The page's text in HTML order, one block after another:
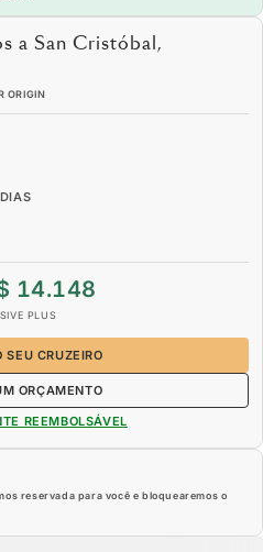
a San Cristóbal,
ORIGIN
14.148
PLUS
SEU CRUZEIRO
ORÇAMENTO
REEMBOLSÁVEL
reservada para você e bloquearemos o